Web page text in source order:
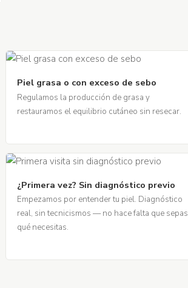
Piel grasa o con exceso de sebo
Regulamos la producción de grasa y
restauramos el equilibrio cutáneo sin resecar.
¿Primera vez? Sin diagnóstico previo
Empezamos por entender tu piel. Diagnóstico
real, sin tecnicismos — no hace falta que sepas
qué necesitas.